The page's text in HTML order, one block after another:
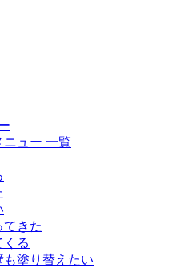
ニュー 一覧
てきた
くる
も塗り替えたい